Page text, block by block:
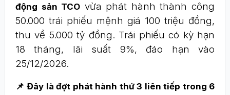
động sản TCO vừa phát hành thành công
50.000 trái phiếu mệnh giá 100 triệu đồng,
thu về 5.000 tỷ đồng. Trái phiếu có kỳ hạn
18 tháng, lãi suất 9%, đáo hạn vào
25/12/2026.
📌 Đây là đợt phát hành thứ 3 liên tiếp trong 6